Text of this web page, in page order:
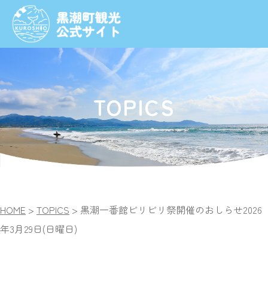
TOPICS
HOME > TOPICS > 黒潮一番館ビリビリ祭開催のおしらせ2026
年3月29日(日曜日)